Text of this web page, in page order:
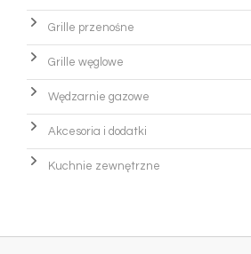
Grille przenośne
Grille węglowe
Wędzarnie gazowe
Akcesoria i dodatki
Kuchnie zewnętrzne